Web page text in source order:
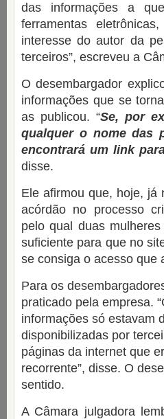
das informações a
ferramentas
interesse do autor da
terceiros”, escreveu a
O desembargador
informações que se
as publicou. “Se, por
qualquer o nome das
encontrará um link
disse.
Ele afirmou que, hoje, já
acórdão no processo
pelo qual duas
suficiente para que no
se consiga o acesso que
Para os
praticado pela empresa.
informações só estavam
disponibilizadas por
páginas da internet que
recorrente”, disse. O
sentido.
A Câmara julgadora